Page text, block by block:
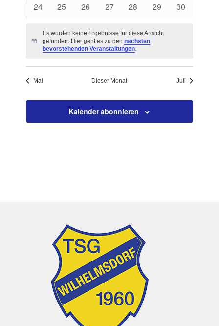
0
24
0
25
0
26
0
27
0
28
0
29
0
30
Hinweis
Es wurden keine Ergebnisse für diese Ansicht
gefunden. Hier geht es zu den nächsten
bevorstehenden Veranstaltungen.
Mai Dieser Monat Juli
Kalender abonnieren